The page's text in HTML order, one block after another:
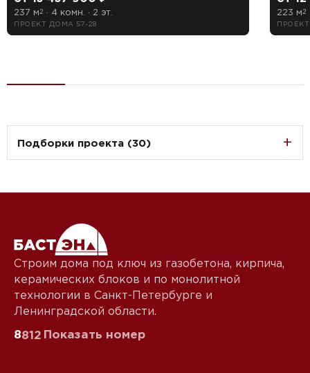
237 м2 · 4 комн. · 2 эт.
ПРОЕКТ ДОМА 57-28
223 м2
Подборки проекта (30)
Строим дома под ключ из газобетона, кирпича,
керамических блоков и по монолитной
технологии в Санкт-Петербурге и
Ленинградской области.
8812 Показать номер